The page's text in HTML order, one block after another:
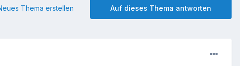
Auf dieses Thema antworten
Thema erstellen